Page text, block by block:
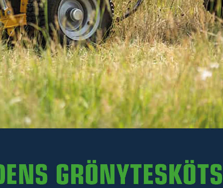
Inkl. moms
Ej i lager. För leveransdatum, kontakta en säljare på
0511-242 50.
- +
LÄGG I VARUKORGEN